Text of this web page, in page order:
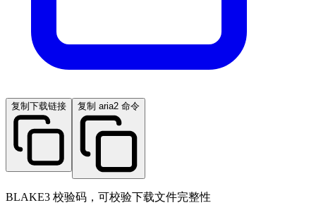
复制下载链接 复制 aria2 命令
BLAKE3 校验码，可校验下载文件完整性